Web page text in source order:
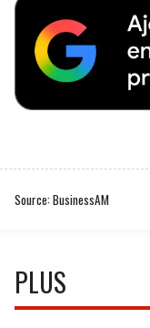
Source: BusinessAM
PLUS